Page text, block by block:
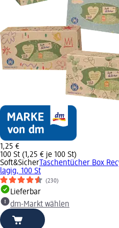
1,25 €
100 St (1,25 € je 100 St)
Soft&SicherTaschentücher Box
lagig, 100 St
(230)
Lieferbar
dm-Markt wählen